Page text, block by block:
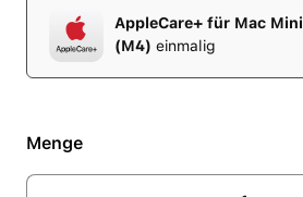
AppleCare+ für Mac Mini
(M4) einmalig
Menge